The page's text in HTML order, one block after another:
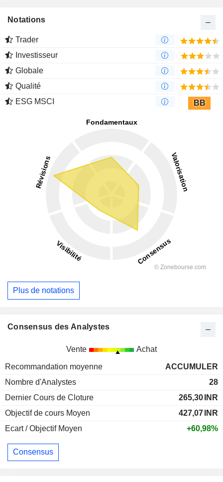
Notations
Trader
Investisseur
Globale
Qualité
ESG MSCI
BB
Plus de notations
Consensus des Analystes
Vente Achat
Recommandation moyenne
ACCUMULER
Nombre d'Analystes
28
Dernier Cours de Cloture
265,30 INR
Objectif de cours Moyen
427,07 INR
Ecart / Objectif Moyen
+60,98%
Consensus